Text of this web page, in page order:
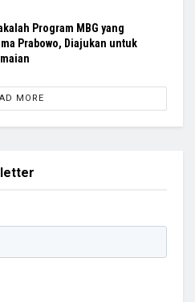
Program MBG yang
Prabowo, Diajukan untuk
MORE